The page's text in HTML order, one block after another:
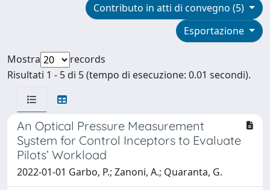
Contributo in atti di convegno (5)
Esportazione
Mostra
records
Risultati 1 - 5 di 5 (tempo di esecuzione: 0.01 secondi).
An Optical Pressure Measurement
System for Control Inceptors to Evaluate
Pilots’ Workload
2022-01-01 Garbo, P.; Zanoni, A.; Quaranta, G.